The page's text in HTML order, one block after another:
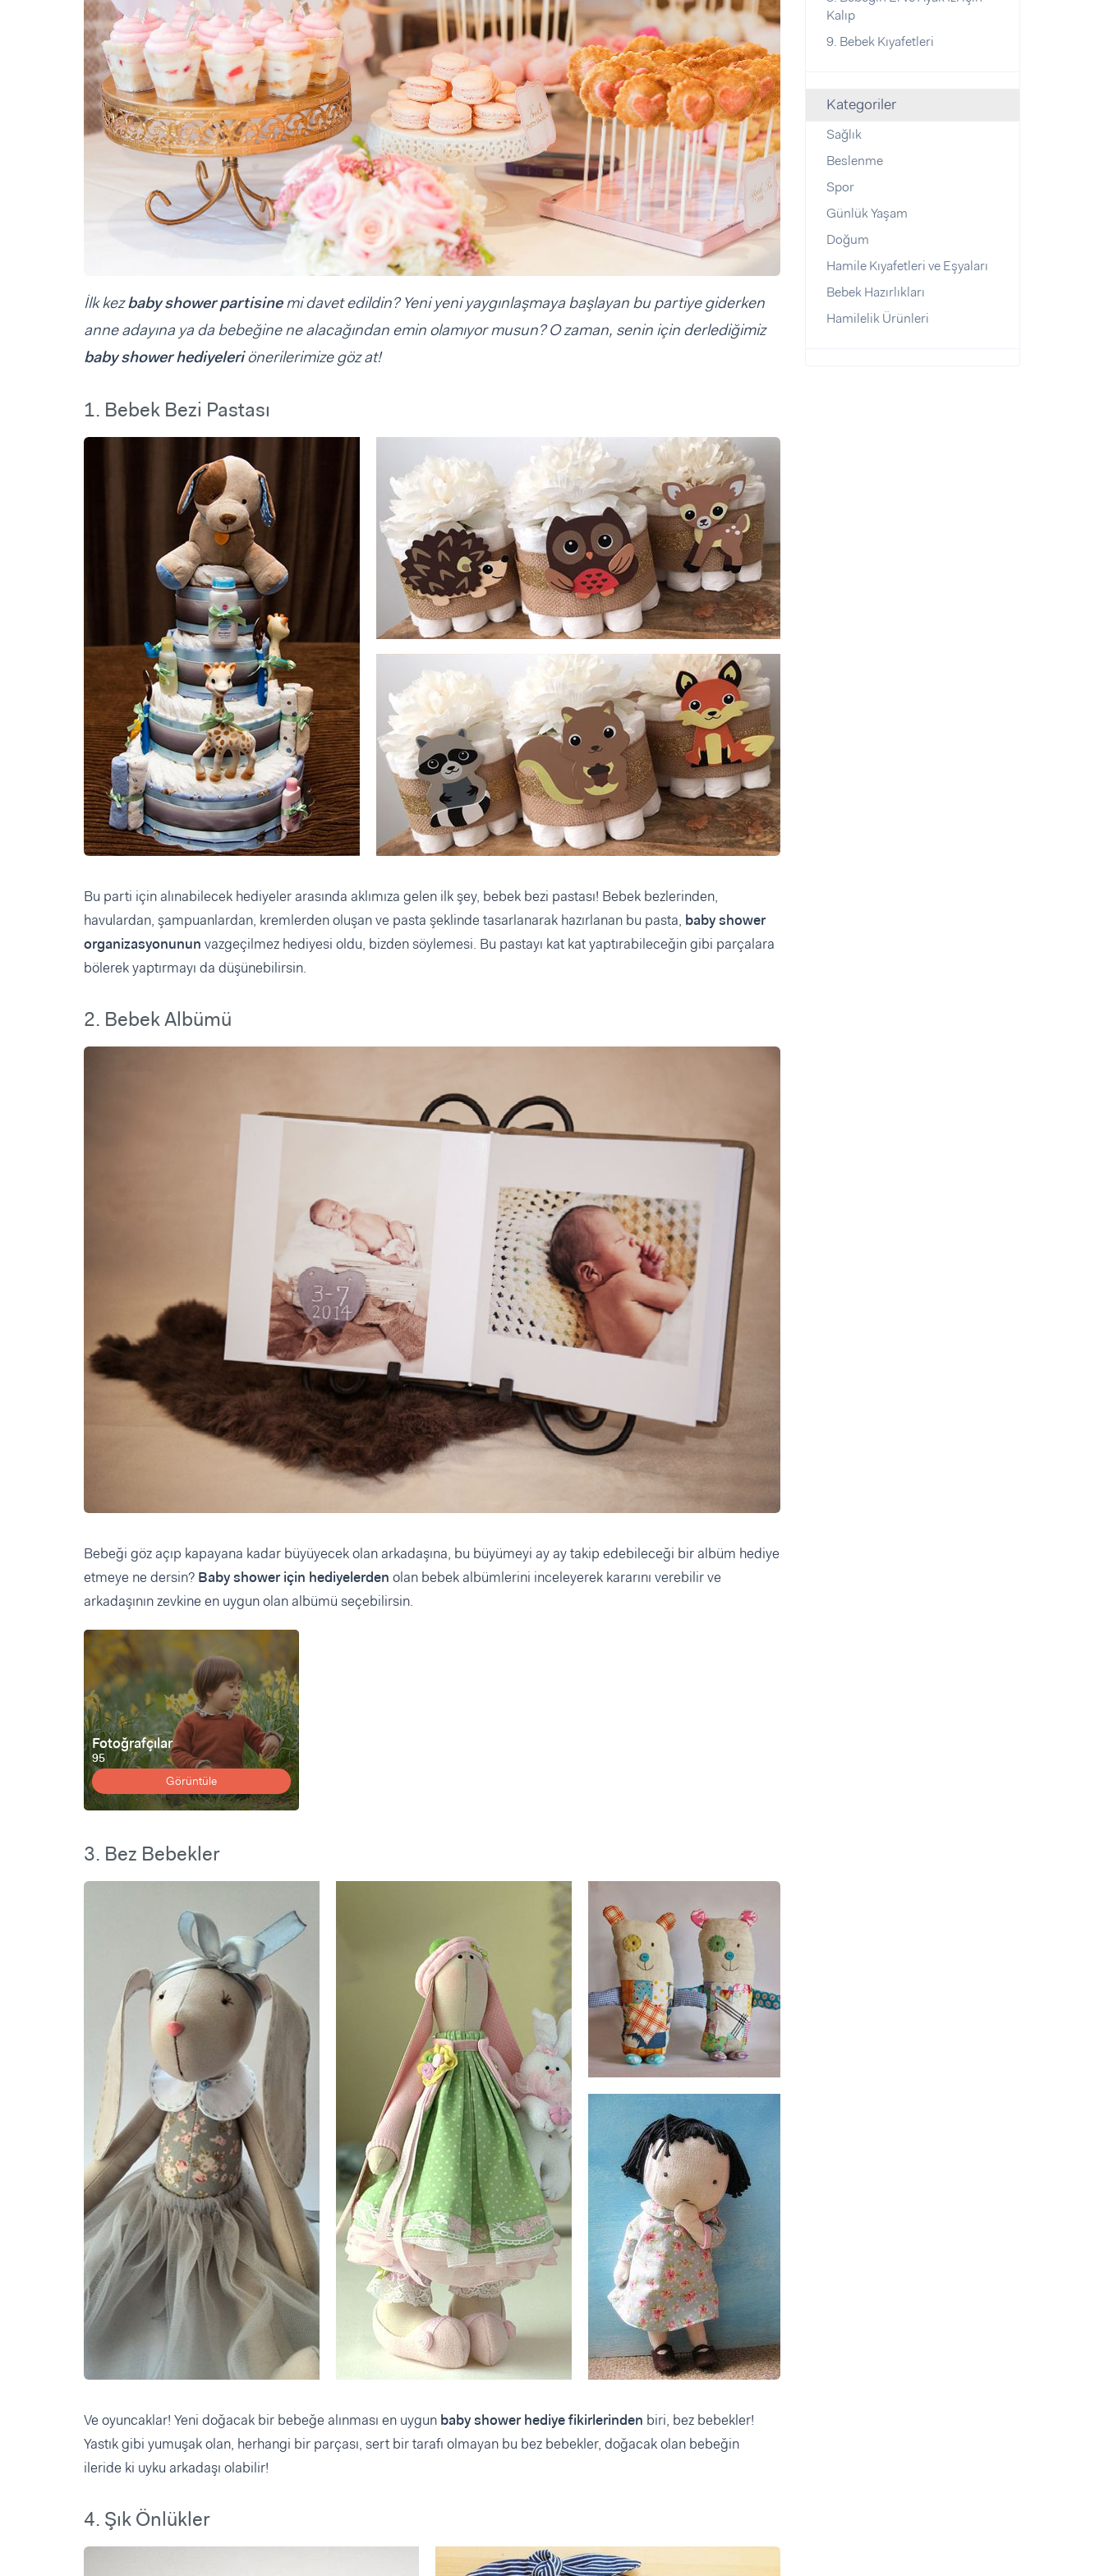
Makaleler
Videolar
Makaleler
Videolar
Eğlence
Ürünler
Sorular ve Yanıtlar
Makaleler
Videolar
İlk kezbaby shower partisinemi davet edildin? Yeni yeni yaygınlaşmaya başlayan bu partiye giderken
anne adayına ya da bebeğine ne alacağından emin olamıyor musun? O zaman, senin için derlediğimiz
baby shower hediyeleriönerilerimize göz at!
1. Bebek Bezi Pastası
Bu parti için alınabilecek hediyeler arasında aklımıza gelen ilk şey, bebek bezi pastası! Bebek bezlerinden,
havulardan, şampuanlardan, kremlerden oluşan ve pasta şeklinde tasarlanarak hazırlanan bu pasta, baby shower
organizasyonunun vazgeçilmez hediyesi oldu, bizden söylemesi. Bu pastayı kat kat yaptırabileceğin gibi parçalara
bölerek yaptırmayı da düşünebilirsin.
2. Bebek Albümü
Bebeği göz açıp kapayana kadar büyüyecek olan arkadaşına, bu büyümeyi ay ay takip edebileceği bir albüm hediye
etmeye ne dersin? Baby shower için hediyelerden olan bebek albümlerini inceleyerek kararını verebilir ve
arkadaşının zevkine en uygun olan albümü seçebilirsin.
Fotoğrafçılar
95
Görüntüle
3. Bez Bebekler
Ve oyuncaklar! Yeni doğacak bir bebeğe alınması en uygun baby shower hediye fikirlerinden biri, bez bebekler!
Yastık gibi yumuşak olan, herhangi bir parçası, sert bir tarafı olmayan bu bez bebekler, doğacak olan bebeğin
ileride ki uyku arkadaşı olabilir!
4. Şık Önlükler
Kalıp
9. Bebek Kıyafetleri
Kategoriler
Sağlık
Beslenme
Spor
Günlük Yaşam
Doğum
Hamile Kıyafetleri ve Eşyaları
Bebek Hazırlıkları
Hamilelik Ürünleri